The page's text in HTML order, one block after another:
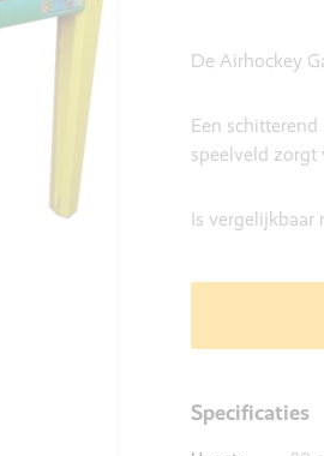
De Airhockey
Een
speelveld
Is vergelijkbaar
Specificaties